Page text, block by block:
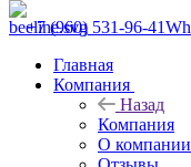
+7 (960) 531-96-41
Главная
Компания
Назад
Компания
О компании